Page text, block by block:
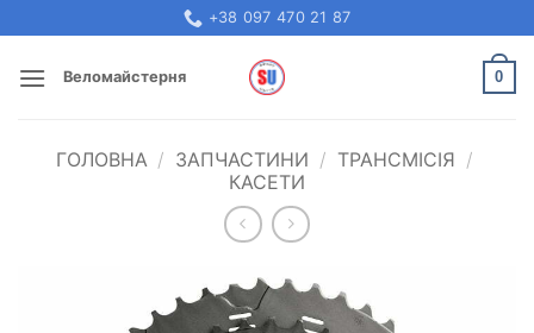
to
content
+38 097 470 21 87
Веломайстерня 0
ГОЛОВНА / ЗАПЧАСТИНИ / ТРАНСМІСІЯ /
КАСЕТИ